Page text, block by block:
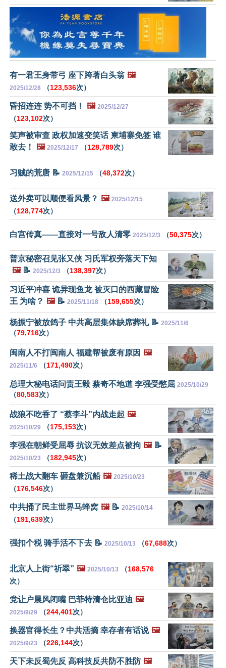
有一君王身带弓 座下跨著白头翁 🖼️
2025/12/28 （123,536次）
昏招连连 势不可挡！ 🖼️ 2025/12/27
（123,102次）
笑声被审查 政权加速变笑话 柬埔寨免签 谁
敢去！
🖼️ 2025/12/17 （128,789次）
习贼的荒唐 📝 2025/12/15 （48,372次）
送外卖可以顺便看风景？ 🖼️ 2025/12/15
（128,774次）
白宫传真——直接对一号敌人清零 2025/12/3 （50,375次）
普京秘密召见张又侠 习氏军权旁落天下知
🖼️📝 2025/12/3 （138,397次）
习近平冲喜 诡异现鱼龙 被灭口的西藏冒险
王 为啥？ 🖼️📝 2025/11/18 （159,655次）
杨振宁被放鸽子 中共高层集体缺席葬礼 📝 2025/11/6
（79,716次）
闽南人不打闽南人 福建帮被废有原因 🖼️
2025/11/6 （171,490次）
总理大秘电话问责王毅 蔡奇不地道 李强受憋屈 2025/10/29
（80,583次）
战狼不吃香了 “蔡李斗”内战走起 🖼️
2025/10/29 （175,153次）
李强在朝鲜受屈辱 抗议无效差点被拘 🖼️📝
2025/10/23 （182,945次）
稀土战大翻车 砸盘兼沉船 🖼️ 2025/10/23
（176,546次）
中共捅了民主世界马蜂窝 🖼️📝 2025/10/14
（191,639次）
强扣个税 骑手活不下去 📝 2025/10/13 （67,688次）
北京人上街“祈翠” 🖼️ 2025/10/13 （168,576
次）
党让户晨风闭嘴 巴菲特清仓比亚迪 🖼️
2025/9/29 （244,401次）
换器官得长生？中共活摘 幸存者有话说 🖼️
2025/9/23 （226,144次）
天下未反蜀先反 高科技反共防不胜防 🖼️